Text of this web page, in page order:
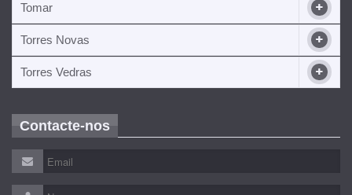
Tomar
Torres Novas
Torres Vedras
Contacte-nos